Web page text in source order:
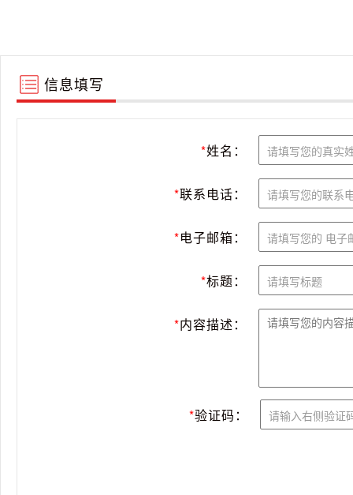
信息填写
*姓名：
*联系电话：
*电子邮箱：
*标题：
*内容描述：
*验证码：